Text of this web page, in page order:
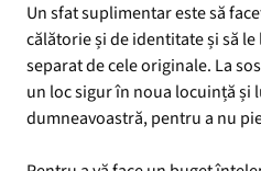
Un sfat suplimentar este să
călătorie și de identitate și să
separat de cele originale. La
un loc sigur în noua locuință și
dumneavoastră, pentru a nu